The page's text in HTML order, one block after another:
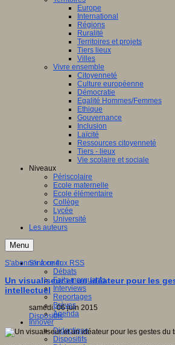
Europe
International
Régions
Ruralité
Territoires et projets
Tiers lieux
Villes
Vivre ensemble
Citoyenneté
Culture européenne
Démocratie
Egalité Hommes/Femmes
Ethique
Gouvernance
Inclusion
Laïcité
Ressources citoyenneté
Tiers - lieux
Vie scolaire et sociale
Niveaux
Périscolaire
Ecole maternelle
Ecole élémentaire
Collège
Lycée
Université
Les auteurs
Menu
S'informer
Débats
Faits marquants
Interviews
Reportages
Brèves
Agenda
Innover
Didactique
Dispositifs
S'abonner à ce flux RSS
Un visualiseur et un idéateur pour les
intellectuel
samedi, 06 juin 2015
Dispositifs